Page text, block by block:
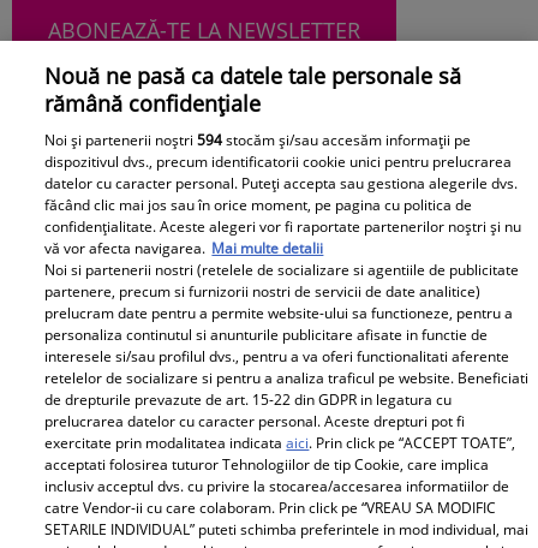
ABONEAZĂ-TE LA NEWSLETTER
Urmărește-ne pe Facebook Like
Pariază responsabil! Decizia ONJN nr. 821/25.09.2025.
Jocurile de noroc sunt interzise minorilor.
Despre Unica.ro
Publicitate
Știri
GSP
Nouă ne pasă ca datele tale personale să
rămână confidențiale
Noi și partenerii noștri594stocăm și/sau accesăm informații pe
dispozitivul dvs., precum identificatorii cookie unici pentru prelucrarea
datelor cu caracter personal. Puteți accepta sau gestiona alegerile dvs.
făcând clic mai jos sau în orice moment, pe pagina cu politica de
confidențialitate. Aceste alegeri vor fi raportate partenerilor noștri și nu
vă vor afecta navigarea. Mai multe detalii
Noi si partenerii nostri (retelele de socializare si agentiile de publicitate
partenere, precum si furnizorii nostri de servicii de date analitice)
prelucram date pentru a permite website-ului sa functioneze, pentru a
personaliza continutul si anunturile publicitare afisate in functie de
interesele si/sau profilul dvs., pentru a va oferi functionalitati aferente
retelelor de socializare si pentru a analiza traficul pe website. Beneficiati
de drepturile prevazute de art. 15-22 din GDPR in legatura cu
prelucrarea datelor cu caracter personal. Aceste drepturi pot fi
exercitate prin modalitatea indicataaici. Prin click pe “ACCEPT TOATE”,
acceptati folosirea tuturor Tehnologiilor de tip Cookie, care implica
inclusiv acceptul dvs. cu privire la stocarea/accesarea informatiilor de
catre Vendor-ii cu care colaboram. Prin click pe “VREAU SA MODIFIC
SETARILE INDIVIDUAL” puteti schimba preferintele in mod individual, mai